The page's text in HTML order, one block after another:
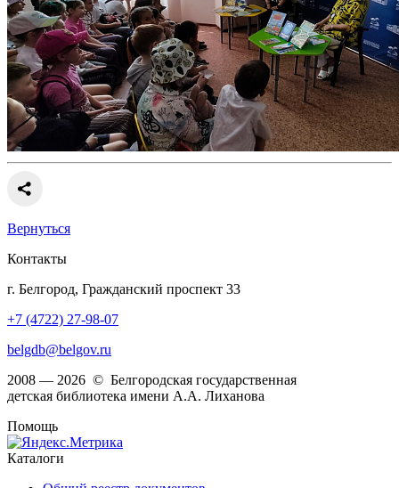
Вернуться
Контакты
г. Белгород, Гражданский проспект 33
+7 (4722) 27-98-07
belgdb@belgov.ru
2008 — 2026 © Белгородская государственная
детская библиотека имени А.А. Лиханова
Помощь
Каталоги